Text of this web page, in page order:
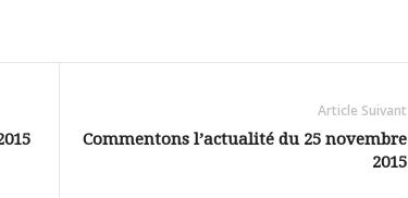
ou
diminuer
le
volume.
Article Suivant
Commentons l’actualité du 25 novembre
2015